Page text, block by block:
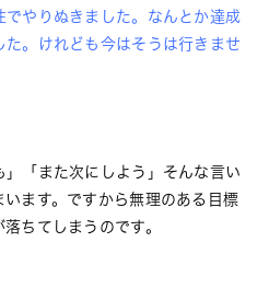
やりぬきました。なんとか達成
。けれども今はそうは行きませ
」「また次にしよう」そんな言い
ます。ですから無理のある目標
ちてしまうのです。